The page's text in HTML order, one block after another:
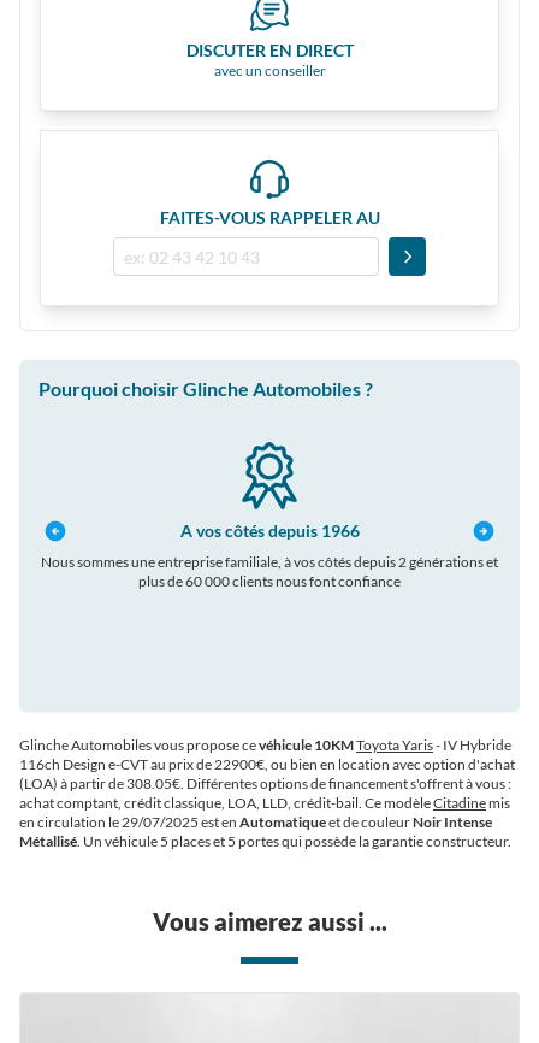
DISCUTER EN DIRECT
avec un conseiller
FAITES-VOUS RAPPELER AU
Pourquoi choisir Glinche Automobiles ?
et
Un conseiller dédié
Bénéficiez d'un conseiller 100% dédié pour votre projet d'achat
automobile. Ecoute, conseil et suivi sont les principales qualités de nos
Glinche Automobiles vous propose cevéhicule 10KMToyota Yaris- IV Hybride
116ch Design e-CVT au prix de 22900€, ou bien en location avec option d'achat
(LOA) à partir de 308.05€. Différentes options de financement s'offrent à vous :
achat comptant, crédit classique, LOA, LLD, crédit-bail. Ce modèleCitadinemis
en circulation le 29/07/2025 est en Automatiqueet de couleurNoir Intense
Métallisé. Un véhicule 5 places et 5 portes qui possède la garantie constructeur.
Vous aimerez aussi ...